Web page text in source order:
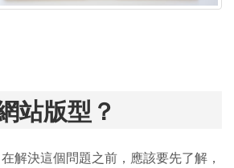
站版型？
解決這個問題之前，應該要先了解，